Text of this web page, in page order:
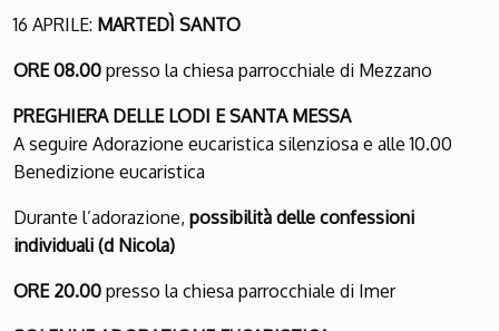
16 APRILE: MARTEDÌ SANTO
ORE 08.00 presso la chiesa parrocchiale di Mezzano
PREGHIERA DELLE LODI E SANTA MESSA
A seguire Adorazione eucaristica silenziosa e alle 10.00
Benedizione eucaristica
Durante l’adorazione, possibilità delle confessioni
individuali (d Nicola)
ORE 20.00 presso la chiesa parrocchiale di Imer